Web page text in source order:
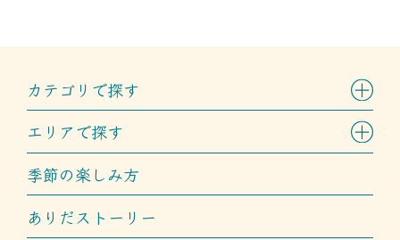
カテゴリで探す
エリアで探す
季節の楽しみ方
ありだストーリー